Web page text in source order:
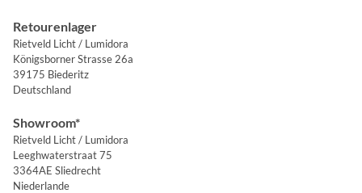
Retourenlager
Rietveld Licht / Lumidora
Königsborner Strasse 26a
39175 Biederitz
Deutschland
Showroom*
Rietveld Licht / Lumidora
Leeghwaterstraat 75
3364AE Sliedrecht
Niederlande